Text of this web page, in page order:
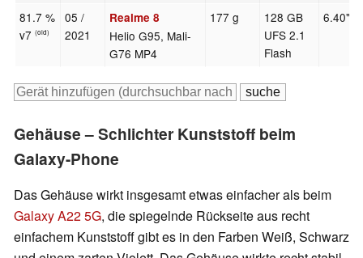
81.7 %
v7(old)
05 /
2021
Realme 8
Helio G95, Mali-
G76 MP4
177 g
128 GB
UFS 2.1
Flash
6.40"
Gehäuse – Schlichter Kunststoff beim
Galaxy-Phone
Das Gehäuse wirkt insgesamt etwas einfacher als beim
Galaxy A22 5G, die spiegelnde Rückseite aus recht
einfachem Kunststoff gibt es in den Farben Weiß, Schwarz